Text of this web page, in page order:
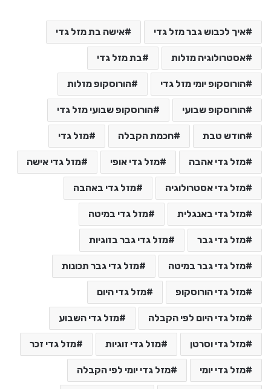
איך לכבוש גבר מזל גדי אישה בת מזל גדי
אסטרולוגיה מזלות בת מזל גדי
הורוסקופ יומי מזל גדי הורוסקופ מזלות
הורוסקופ שבועי הורוסקופ שבועי מזל גדי
חודש טבת חכמת הקבלה מזל גדי
מזל גדי אהבה מזל גדי אופי מזל גדי אישה
מזל גדי אסטרולוגיה מזל גדי באהבה
מזל גדי באנגלית מזל גדי במיטה
מזל גדי גבר מזל גדי גבר בזוגיות
מזל גדי גבר במיטה מזל גדי גבר תכונות
מזל גדי הורוסקופ מזל גדי היום
מזל גדי היום לפי הקבלה מזל גדי השבוע
מזל גדי וסרטן מזל גדי זוגיות מזל גדי זכר
מזל גדי יומי מזל גדי יומי לפי הקבלה